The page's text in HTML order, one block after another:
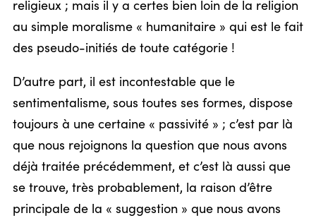
religieux ; mais il y a certes bien loin de la religion
au simple moralisme « humanitaire » qui est le fait
des pseudo-initiés de toute catégorie !
D’autre part, il est incontestable que le
sentimentalisme, sous toutes ses formes, dispose
toujours à une certaine « passivité » ; c’est par là
que nous rejoignons la question que nous avons
déjà traitée précédemment, et c’est là aussi que
se trouve, très probablement, la raison d’être
principale de la « suggestion » que nous avons